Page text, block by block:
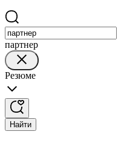
партнер
Резюме
Найти